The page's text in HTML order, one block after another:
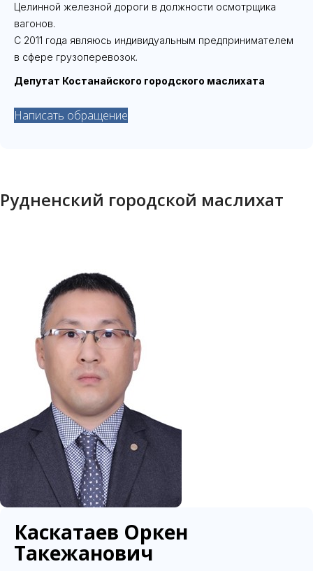
Целинной железной дороги в должности осмотрщика
вагонов.
С 2011 года являюсь индивидуальным предпринимателем
в сфере грузоперевозок.
Депутат Костанайского городского маслихата
Написать обращение
Рудненский городской маслихат
Каскатаев Оркен
Такежанович